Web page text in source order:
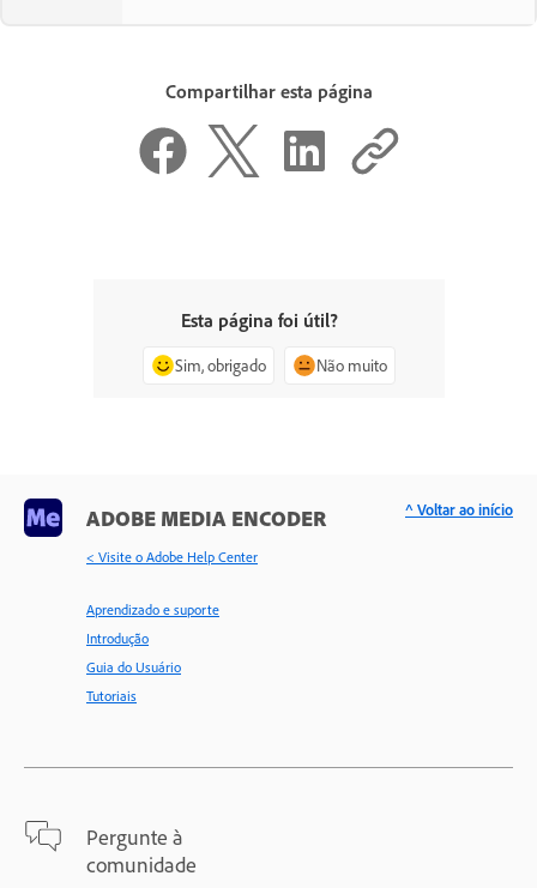
Compartilhar esta página
Esta página foi útil?
Sim, obrigado Não muito
ADOBE MEDIA ENCODER
< Visite o Adobe Help Center
Aprendizado e suporte
Introdução
Guia do Usuário
Tutoriais
Pergunte à
comunidade
^ Voltar ao início